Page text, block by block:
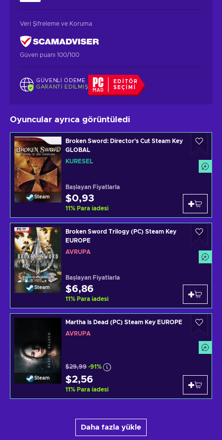
Veri Şifreleme ve Koruma
Güven puanı 100/100
GÜVENLI ÖDEME
GARANTI EDILMIŞ
EDITÖR
SEÇIMI
Oyuncular ayrıca görüntüledi
Steam
Broken Sword: Director's Cut Steam Key
GLOBAL
KÜRESEL
Başlayan Fiyatlarla
$0,93
11% Para iadesi
Steam
Broken Sword Trilogy (PC) Steam Key
EUROPE
AVRUPA
Başlayan Fiyatlarla
$6,86
11% Para iadesi
Steam
Martha Is Dead (PC) Steam Key EUROPE
AVRUPA
$29,99 -91%
$2,56
11% Para iadesi
Daha fazla yükle